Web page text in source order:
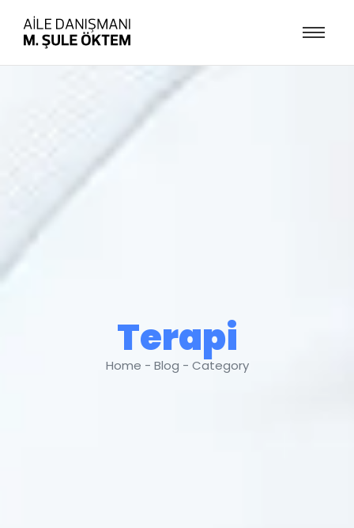
Terapi
Home - Blog - Category